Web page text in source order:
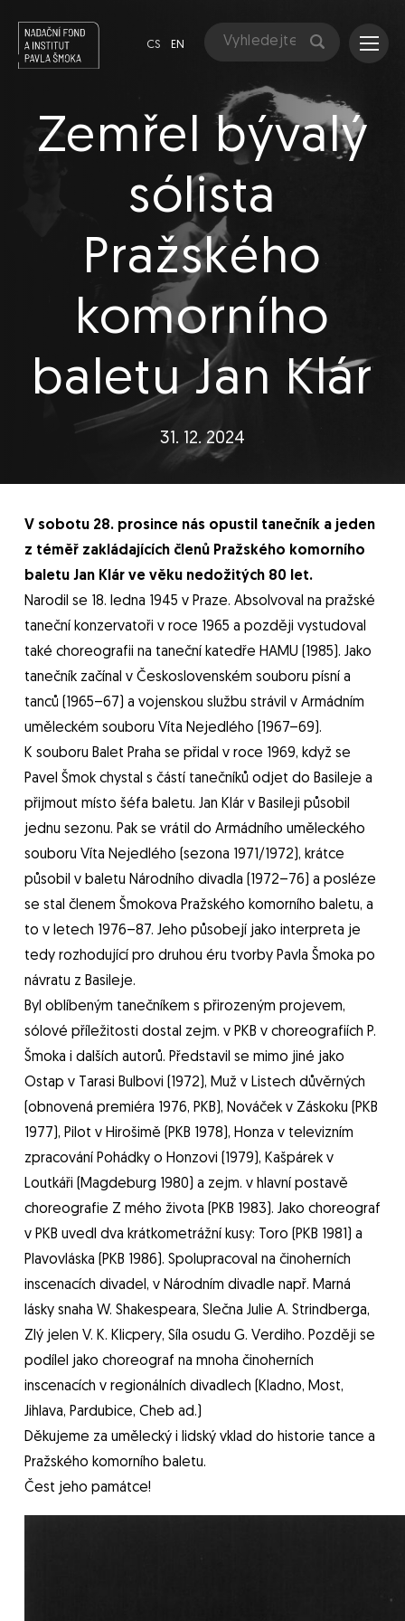
CS EN
Zemřel bývalý
sólista
Pražského
komorního
baletu Jan Klár
31. 12. 2024
V sobotu 28. prosince nás opustil tanečník a jeden
z téměř zakládajících členů Pražského komorního
baletu Jan Klár ve věku nedožitých 80 let.
Narodil se 18. ledna 1945 v Praze. Absolvoval na pražské
taneční konzervatoři v roce 1965 a později vystudoval
také choreografii na taneční katedře HAMU (1985). Jako
tanečník začínal v Československém souboru písní a
tanců (1965–67) a vojenskou službu strávil v Armádním
uměleckém souboru Víta Nejedlého (1967–69).
K souboru Balet Praha se přidal v roce 1969, když se
Pavel Šmok chystal s částí tanečníků odjet do Basileje a
přijmout místo šéfa baletu. Jan Klár v Basileji působil
jednu sezonu. Pak se vrátil do Armádního uměleckého
souboru Víta Nejedlého (sezona 1971/1972), krátce
působil v baletu Národního divadla (1972–76) a posléze
se stal členem Šmokova Pražského komorního baletu, a
to v letech 1976–87. Jeho působejí jako interpreta je
tedy rozhodující pro druhou éru tvorby Pavla Šmoka po
návratu z Basileje.
Byl oblíbeným tanečníkem s přirozeným projevem,
sólové příležitosti dostal zejm. v PKB v choreografiích P.
Šmoka i dalších autorů. Představil se mimo jiné jako
Ostap v Tarasi Bulbovi (1972), Muž v Listech důvěrných
(obnovená premiéra 1976, PKB), Nováček v Záskoku (PKB
1977), Pilot v Hirošimě (PKB 1978), Honza v televizním
zpracování Pohádky o Honzovi (1979), Kašpárek v
Loutkáři (Magdeburg 1980) a zejm. v hlavní postavě
choreografie Z mého života (PKB 1983). Jako choreograf
v PKB uvedl dva krátkometrážní kusy: Toro (PKB 1981) a
Plavovláska (PKB 1986). Spolupracoval na činoherních
inscenacích divadel, v Národním divadle např. Marná
lásky snaha W. Shakespeara, Slečna Julie A. Strindberga,
Zlý jelen V. K. Klicpery, Síla osudu G. Verdiho. Později se
podílel jako choreograf na mnoha činoherních
inscenacích v regionálních divadlech (Kladno, Most,
Jihlava, Pardubice, Cheb ad.)
Děkujeme za umělecký i lidský vklad do historie tance a
Pražského komorního baletu.
Čest jeho památce!